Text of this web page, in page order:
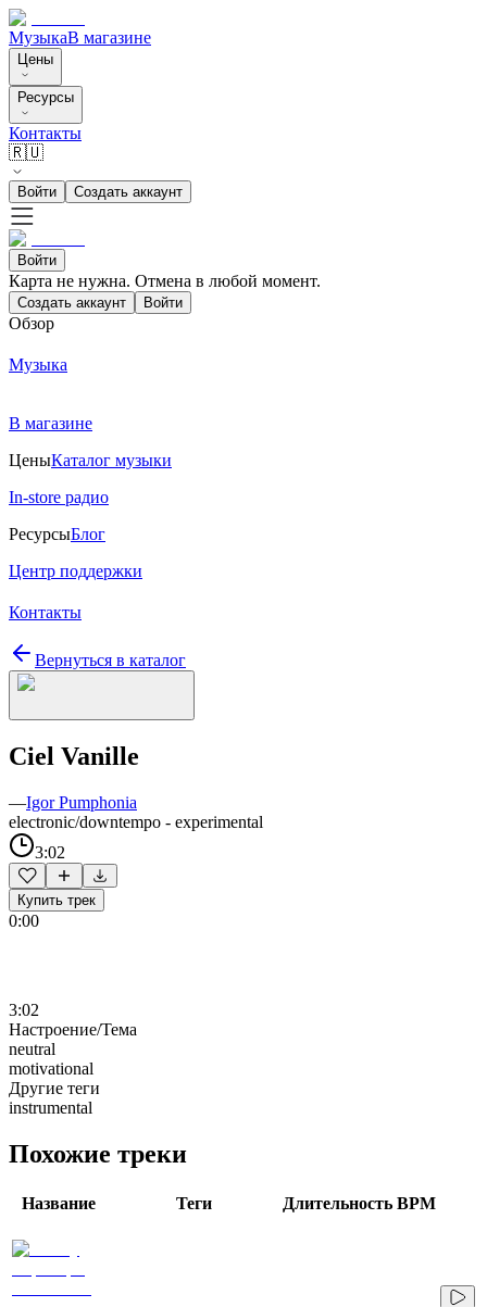
МузыкаВ магазине
Цены
Ресурсы
Контакты
🇷🇺
Войти Создать аккаунт
Войти
Карта не нужна. Отмена в любой момент.
Создать аккаунт Войти
Обзор
Музыка
В магазине
ЦеныКаталог музыки
In-store радио
РесурсыБлог
Центр поддержки
Контакты
Вернуться в каталог
Ciel Vanille
—Igor Pumphonia
electronic/downtempo - experimental
3:02
Купить трек
0:00
3:02
Настроение/Тема
neutral
motivational
Другие теги
instrumental
Похожие треки
Название Теги Длительность BPM